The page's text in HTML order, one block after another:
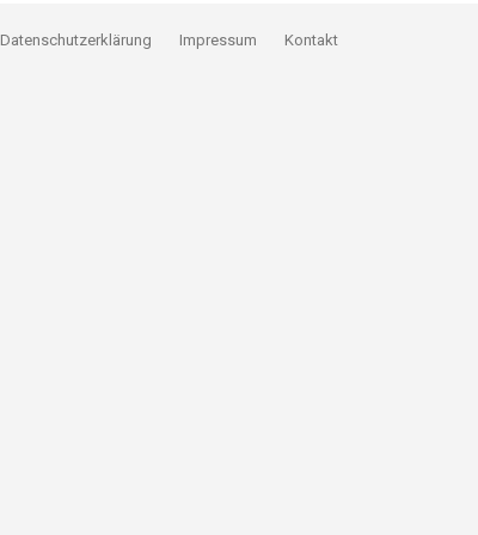
Datenschutzerklärung Impressum Kontakt